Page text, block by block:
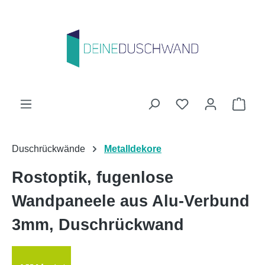
Du hast 0
Duschrückwände Metalldekore
Rostoptik, fugenlose
Wandpaneele aus Alu-Verbund
3mm, Duschrückwand